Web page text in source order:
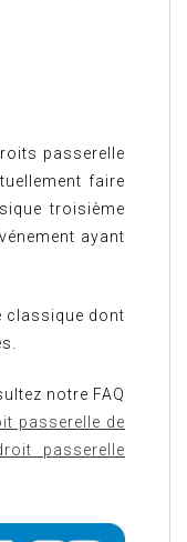
passerelle
faire
troisième
ayant
classique dont
notre FAQ
passerelle de
passerelle